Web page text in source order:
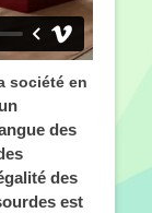
société en
des
des
est